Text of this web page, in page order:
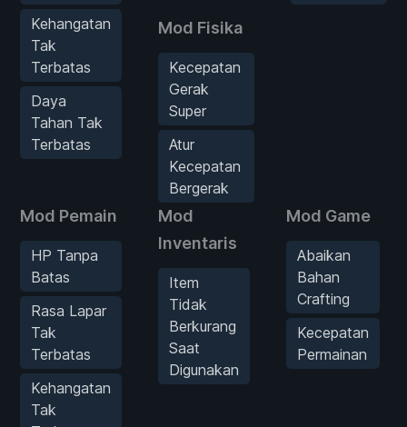
Kehangatan
Tak
Terbatas
Daya
Tahan Tak
Terbatas
Mod Fisika
Kecepatan
Gerak
Super
Atur
Kecepatan
Bergerak
Mod Pemain
HP Tanpa
Batas
Rasa Lapar
Tak
Terbatas
Kehangatan
Tak
Mod
Inventaris
Item
Tidak
Berkurang
Saat
Digunakan
Mod Game
Abaikan
Bahan
Crafting
Kecepatan
Permainan